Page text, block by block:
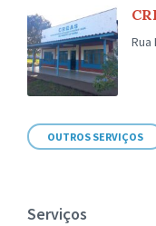
Rua
OUTROS SERVIÇOS
Serviços